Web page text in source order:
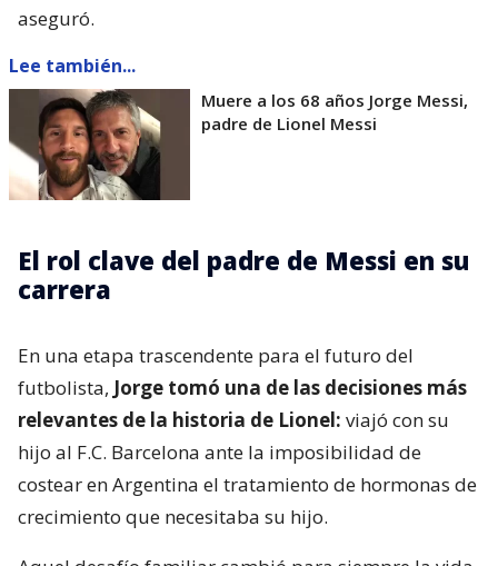
aseguró.
Lee también...
Muere a los 68 años Jorge Messi,
padre de Lionel Messi
El rol clave del padre de Messi en su
carrera
En una etapa trascendente para el futuro del
futbolista, Jorge tomó una de las decisiones más
relevantes de la historia de Lionel: viajó con su
hijo al F.C. Barcelona ante la imposibilidad de
costear en Argentina el tratamiento de hormonas de
crecimiento que necesitaba su hijo.